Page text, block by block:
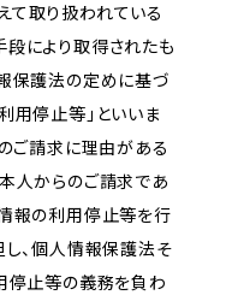
て取り扱われている
により取得されたも
保護法の定めに基づ
用停止等」といいま
ご請求に理由がある
人からのご請求であ
報の利用停止等を行
し、個人情報保護法そ
停止等の義務を負わ